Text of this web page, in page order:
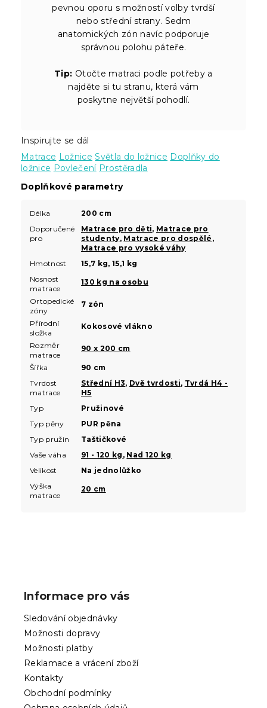
pevnou oporu s možností volby tvrdší
nebo střední strany. Sedm
anatomických zón navíc podporuje
správnou polohu páteře.
Tip: Otočte matraci podle potřeby a
najděte si tu stranu, která vám
poskytne největší pohodlí.
Inspirujte se dál
Matrace Ložnice Světla do ložnice Doplňky do
ložnice Povlečení Prostěradla
Doplňkové parametry
Délka
200 cm
Doporučené
pro
Matrace pro děti, Matrace pro
studenty, Matrace pro dospělé ,
Matrace pro vysoké váhy
Hmotnost
15,7 kg, 15,1 kg
Nosnost
matrace
130 kg na osobu
Ortopedické
zóny
7 zón
Přírodní
složka
Kokosové vlákno
Rozměr
matrace
90 x 200 cm
Šířka
90 cm
Tvrdost
matrace
Střední H3, Dvě tvrdosti, Tvrdá H4 -
H5
Typ
Pružinové
Typ pěny
PUR pěna
Typ pružin
Taštičkové
Vaše váha
91 - 120 kg , Nad 120 kg
Velikost
Na jednolůžko
Výška
matrace
20 cm
Informace pro vás
Sledování objednávky
Možnosti dopravy
Možnosti platby
Reklamace a vrácení zboží
Kontakty
Obchodní podmínky